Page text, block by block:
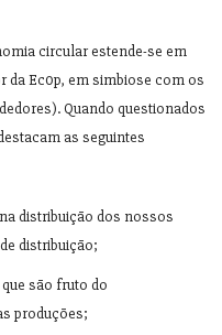
circular estende-se em
da Ec0p, em simbiose com os
Quando questionados
as seguintes
distribuição dos nossos
distribuição;
são fruto do
produções;